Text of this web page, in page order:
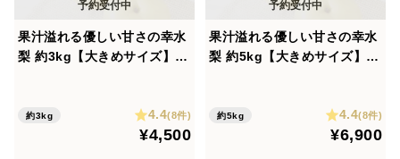
果汁溢れる優しい甘さの幸水
梨 約3kg【大きめサイズ】
約3kg 4.4(8件)
¥4,500
果汁溢れる優しい甘さの幸水
梨 約5kg【大きめサイズ】
約5kg 4.4(8件)
¥6,900